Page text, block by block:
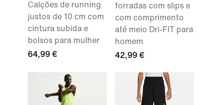
Calções de running
justos de 10 cm com
cintura subida e
bolsos para mulher
64,99 €
forradas com slips e
com comprimento
até meio Dri-FIT para
homem
42,99 €